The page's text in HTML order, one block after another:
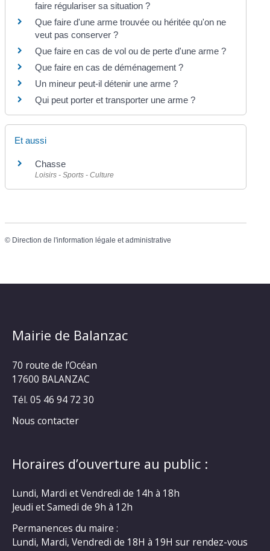
faire régulariser sa situation ?
Que faire d'une arme trouvée ou héritée qu'on ne
veut pas conserver ?
Que faire en cas de vol ou de perte d'une arme ?
Que faire en cas de déménagement ?
Un mineur peut-il détenir une arme ?
Qui peut porter et transporter une arme ?
Et aussi
Chasse
Loisirs - Sports - Culture
© Direction de l'information légale et administrative
Mairie de Balanzac
70 route de l’Océan
17600 BALANZAC
Tél. 05 46 94 72 30
Nous contacter
Horaires d’ouverture au public :
Lundi, Mardi et Vendredi de 14h à 18h
Jeudi et Samedi de 9h à 12h
Permanences du maire :
Lundi, Mardi, Vendredi de 18H à 19H sur rendez-vous